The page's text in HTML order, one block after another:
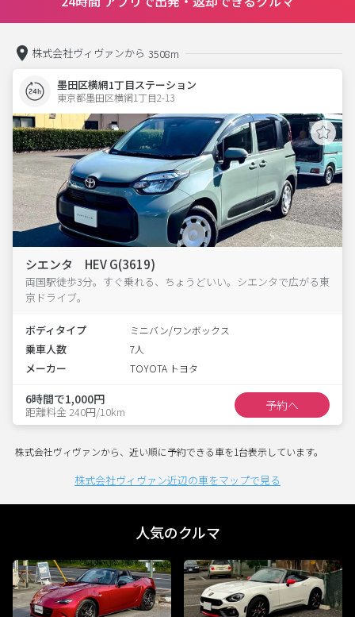
株式会社ヴィヴァンから 3508m
墨田区横網1丁目ステーション
東京都墨田区横網1丁目2-13
シエンタ HEV G(3619)
両国駅徒歩3分。すぐ乗れる、ちょうどいい。シエンタで広がる東
京ドライブ。
ボディタイプ ミニバン/ワンボックス
乗車人数 7人
メーカー TOYOTA トヨタ
6時間で1,000円
距離料金 240円/10km 予約へ
株式会社ヴィヴァンから、近い順に予約できる車を1台表示しています。
株式会社ヴィヴァン近辺の車をマップで見る
人気のクルマ